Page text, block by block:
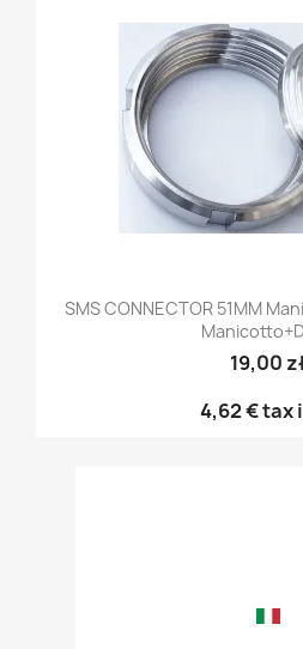
SMS CONNECTOR 51MM
19,00
4,62 €tax